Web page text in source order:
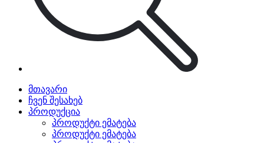
მთავარი
ჩვენ შესახებ
პროდუქცია
პროდუქტი ემატება
პროდუქტი ემატება